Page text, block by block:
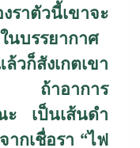
วนี้เขาจะ
นบรรยากาศ
วก็สังเกตเขา
ด ถ้าอาการ
ะ เป็นเส้นดำ
ากเชื่อรา “ไฟ